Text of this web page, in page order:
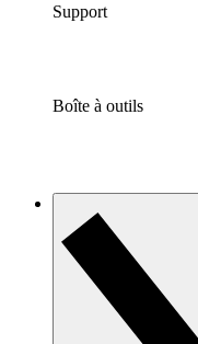
Support
Boîte à outils